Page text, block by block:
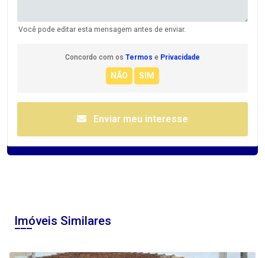
Você pode editar esta mensagem antes de enviar.
Concordo com os Termos e Privacidade
Enviar meu interesse
Imóveis Similares